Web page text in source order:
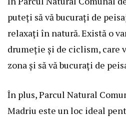
puteți să vă bucurați de
relaxați în natură. Există o
drumeție și de ciclism, care
zona și să vă bucurați de
În plus, Parcul Natural
Madriu este un loc ideal